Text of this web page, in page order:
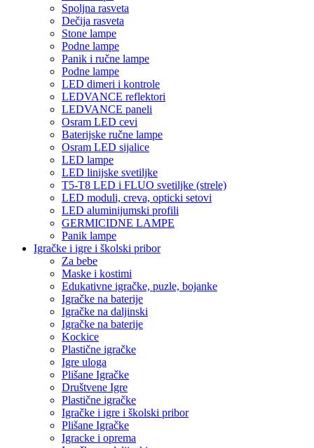
Spoljna rasveta
Dečija rasveta
Stone lampe
Podne lampe
Panik i ručne lampe
Podne lampe
LED dimeri i kontrole
LEDVANCE reflektori
LEDVANCE paneli
Osram LED cevi
Baterijske ručne lampe
Osram LED sijalice
LED lampe
LED linijske svetiljke
T5-T8 LED i FLUO svetiljke (strele)
LED moduli, creva, opticki setovi
LED aluminijumski profili
GERMICIDNE LAMPE
Panik lampe
Igračke i igre i školski pribor
Za bebe
Maske i kostimi
Edukativne igračke, puzle, bojanke
Igračke na baterije
Igračke na daljinski
Igračke na baterije
Kockice
Plastične igračke
Igre uloga
Plišane Igračke
Društvene Igre
Plastične igračke
Igračke i igre i školski pribor
Plišane Igračke
Igracke i oprema